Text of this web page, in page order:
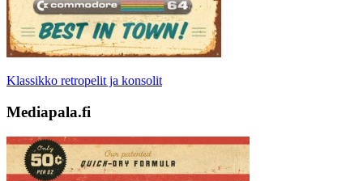
Klassikko retropelit ja konsolit
Mediapala.fi